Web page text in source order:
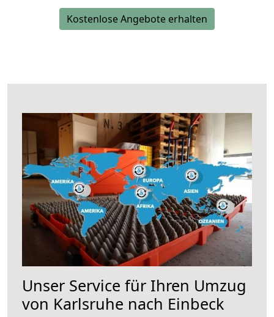
Kostenlose Angebote erhalten
Unser Service für Ihren Umzug
von Karlsruhe nach Einbeck